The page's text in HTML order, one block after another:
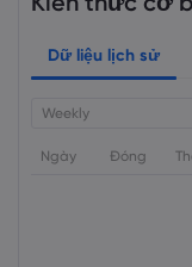
Dữ liệu lịch sử
Weekly
Ngày Đóng